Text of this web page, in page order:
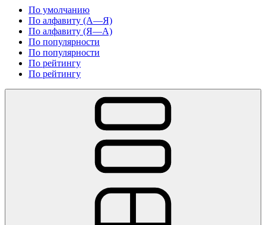
По умолчанию
По алфавиту (А—Я)
По алфавиту (Я—А)
По популярности
По популярности
По рейтингу
По рейтингу